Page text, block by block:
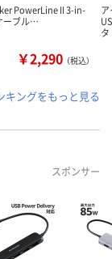
PowerLine II 3-in-
ーブル…
￥2,290 （税込）
タ
キングをもっと見る
スポンサー